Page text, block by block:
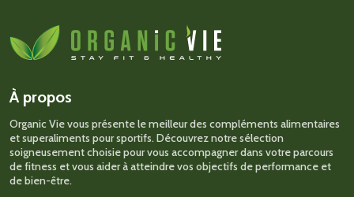
À propos
Organic Vie vous présente le meilleur des compléments alimentaires
et superaliments pour sportifs. Découvrez notre sélection
soigneusement choisie pour vous accompagner dans votre parcours
de fitness et vous aider à atteindre vos objectifs de performance et
de bien-être.